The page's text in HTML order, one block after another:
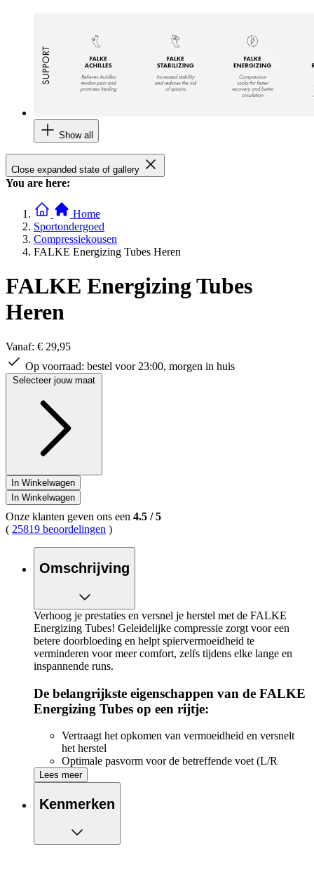
Show all
Close expanded state of gallery
You are here:
Home
Sportondergoed
Compressiekousen
FALKE Energizing Tubes Heren
FALKE Energizing Tubes
Heren
Vanaf: € 29,95
Op voorraad: bestel voor 23:00, morgen in huis
Selecteer jouw maat
In Winkelwagen
In Winkelwagen
Onze klanten geven ons een 4.5 /5
( 25819 beoordelingen )
Omschrijving
Verhoog je prestaties en versnel je herstel met de FALKE
Energizing Tubes! Geleidelijke compressie zorgt voor een
betere doorbloeding en helpt spiervermoeidheid te
verminderen voor meer comfort, zelfs tijdens elke lange en
inspannende runs.
De belangrijkste eigenschappen van de FALKE
Energizing Tubes op een rijtje:
Vertraagt het opkomen van vermoeidheid en versnelt
het herstel
Optimale pasvorm voor de betreffende voet (L/R
pasvorm)
Sokhoogte: net onder de kuit
Gemaakt van gerecycled polyester
1-pack
Lees meer
Kenmerken